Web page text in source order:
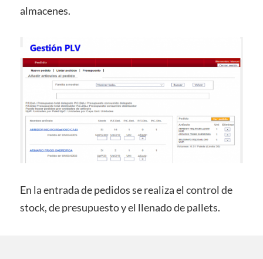
almacenes.
En la entrada de pedidos se realiza el control de
stock, de presupuesto y el llenado de pallets.